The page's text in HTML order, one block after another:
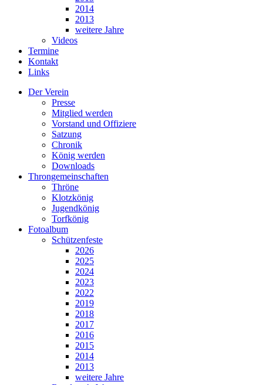
2014
2013
weitere Jahre
Videos
Termine
Kontakt
Links
Der Verein
Presse
Mitglied werden
Vorstand und Offiziere
Satzung
Chronik
König werden
Downloads
Throngemeinschaften
Thröne
Klotzkönig
Jugendkönig
Torfkönig
Fotoalbum
Schützenfeste
2026
2025
2024
2023
2022
2019
2018
2017
2016
2015
2014
2013
weitere Jahre